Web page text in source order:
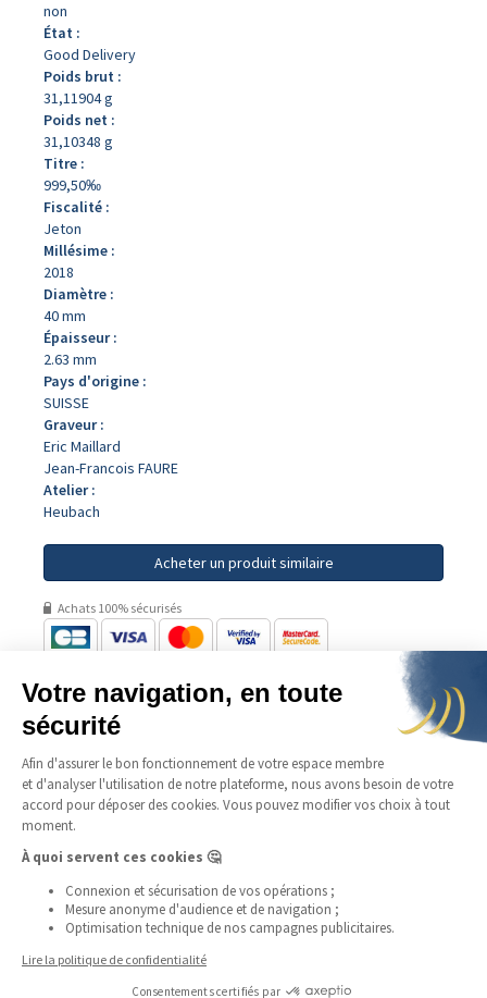
non
État :
Good Delivery
Poids brut :
31,11904 g
Poids net :
31,10348 g
Titre :
999,50‰
Fiscalité :
Jeton
Millésime :
2018
Diamètre :
40 mm
Épaisseur :
2.63 mm
Pays d'origine :
SUISSE
Graveur :
Eric Maillard
Jean-Francois FAURE
Atelier :
Heubach
Acheter un produit similaire
Achats 100% sécurisés
A propos
Produits
Offres
Aide
Achats 100% sécurisés